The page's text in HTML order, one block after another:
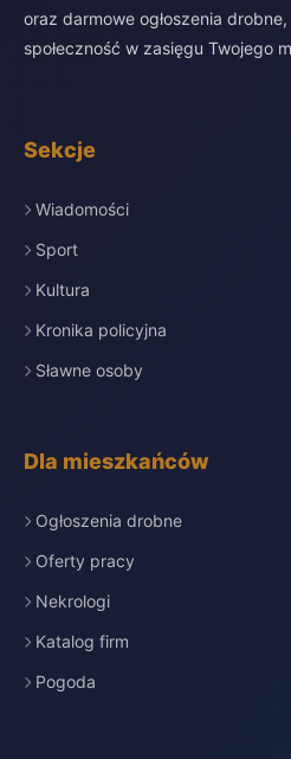
oraz darmowe ogłoszenia
społeczność w zasięgu Twojego
Sekcje
Wiadomości
Sport
Kultura
Kronika policyjna
Sławne osoby
Dla mieszkańców
Ogłoszenia drobne
Oferty pracy
Nekrologi
Katalog firm
Pogoda